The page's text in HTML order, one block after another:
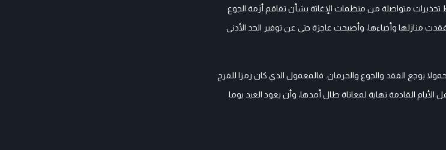
متواصلة من منظمات الإغاثة بشأن تفاقم أزمة الجوع
منازلها وأحباءها، وأصبحت عاجزة حتى عن توفير الحد الأدنى
بوجع الفقد والجوع والحرمان. فالمعمول الذي كان رمزا للفرح
القادمة نهاية لمعاناة طال أمدها، وأن يعود العيد يوما